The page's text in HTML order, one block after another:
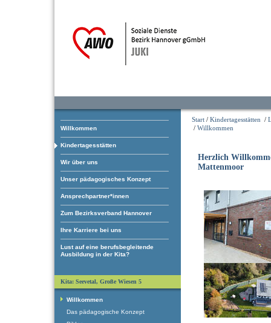
Willkommen
Kindertagesstätten
Wir über uns
Unser pädagogisches Konzept
Ansprechpartner*innen
Zum Bezirksverband Hannover
Ihre Karriere bei uns
Lust auf eine berufsbegleitende
Ausbildung in der Kita?
Start / Kindertagesstätten /
/ Willkommen
Herzlich
Mattenmoor
Kita: Seevetal, Große Wiesen 5
Willkommen
Das pädagogische Konzept